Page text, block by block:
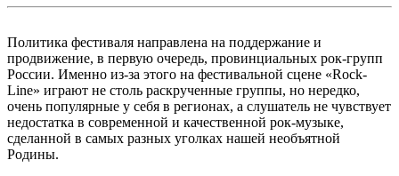
Политика фестиваля направлена на поддержание и
продвижение, в первую очередь, провинциальных рок-групп
России. Именно из-за этого на фестивальной сцене «Rock-
Line» играют не столь раскрученные группы, но нередко,
очень популярные у себя в регионах, а слушатель не чувствует
недостатка в современной и качественной рок-музыке,
сделанной в самых разных уголках нашей необъятной
Родины.